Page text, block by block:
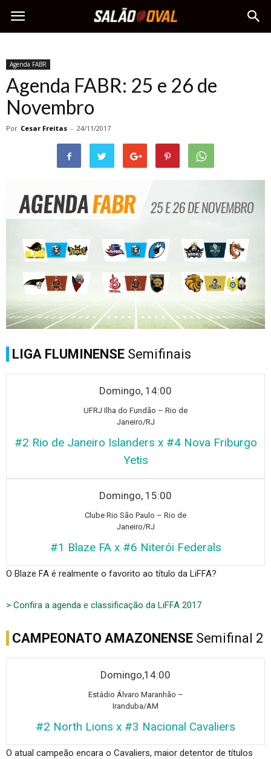
Agenda FABR
Agenda FABR: 25 e 26 de
Novembro
Por Cesar Freitas - 24/11/2017
LIGA FLUMINENSE Semifinais
Domingo, 14:00
UFRJ Ilha do Fundão – Rio de
Janeiro/RJ
#2 Rio de Janeiro Islanders x #4 Nova Friburgo
Yetis
Domingo, 15:00
Clube Rio São Paulo – Rio de
Janeiro/RJ
#1 Blaze FA x #6 Niterói Federals
O Blaze FA é realmente o favorito ao título da LiFFA?
> Confira a agenda e classificação da LiFFA 2017
CAMPEONATO AMAZONENSE Semifinal 2
Domingo,14:00
Estádio Álvaro Maranhão –
Iranduba/AM
#2 North Lions x #3 Nacional Cavaliers
O atual campeão encara o Cavaliers, maior detentor de títulos